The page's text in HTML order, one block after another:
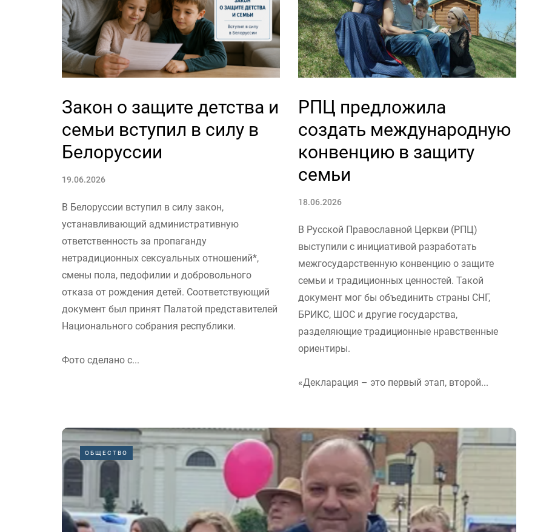
Закон о защите детства и
семьи вступил в силу в
Белоруссии
19.06.2026
В Белоруссии вступил в силу закон,
устанавливающий административную
ответственность за пропаганду
нетрадиционных сексуальных отношений*,
смены пола, педофилии и добровольного
отказа от рождения детей. Соответствующий
документ был принят Палатой представителей
Национального собрания республики.
Фото сделано с...
РПЦ предложила
создать международную
конвенцию в защиту
семьи
18.06.2026
В Русской Православной Церкви (РПЦ)
выступили с инициативой разработать
межгосударственную конвенцию о защите
семьи и традиционных ценностей. Такой
документ мог бы объединить страны СНГ,
БРИКС, ШОС и другие государства,
разделяющие традиционные нравственные
ориентиры.
«Декларация – это первый этап, второй...
ОБЩЕСТВО